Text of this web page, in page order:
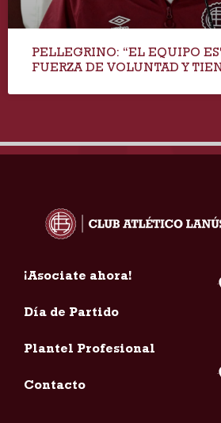
PELLEGRINO: “EL EQUIPO
FUERZA DE VOLUNTAD Y
¡Asociate ahora!
Día de Partido
Plantel Profesional
Contacto